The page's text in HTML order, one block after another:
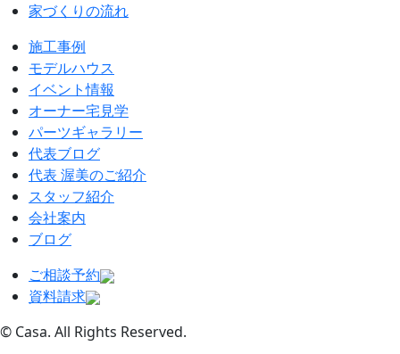
家づくりの流れ
施工事例
モデルハウス
イベント情報
オーナー宅見学
パーツギャラリー
代表ブログ
代表 渥美のご紹介
スタッフ紹介
会社案内
ブログ
ご相談予約
資料請求
© Casa. All Rights Reserved.